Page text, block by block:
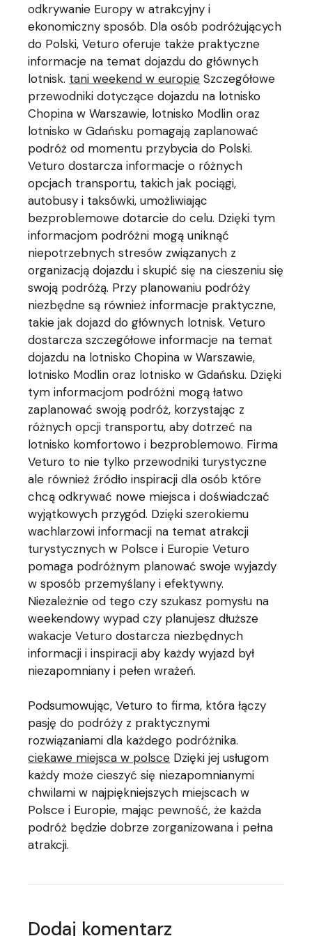
odkrywanie Europy w atrakcyjny i
ekonomiczny sposób. Dla osób podróżujących
do Polski, Veturo oferuje także praktyczne
informacje na temat dojazdu do głównych
lotnisk. tani weekend w europie Szczegółowe
przewodniki dotyczące dojazdu na lotnisko
Chopina w Warszawie, lotnisko Modlin oraz
lotnisko w Gdańsku pomagają zaplanować
podróż od momentu przybycia do Polski.
Veturo dostarcza informacje o różnych
opcjach transportu, takich jak pociągi,
autobusy i taksówki, umożliwiając
bezproblemowe dotarcie do celu. Dzięki tym
informacjom podróżni mogą uniknąć
niepotrzebnych stresów związanych z
organizacją dojazdu i skupić się na cieszeniu się
swoją podróżą. Przy planowaniu podróży
niezbędne są również informacje praktyczne,
takie jak dojazd do głównych lotnisk. Veturo
dostarcza szczegółowe informacje na temat
dojazdu na lotnisko Chopina w Warszawie,
lotnisko Modlin oraz lotnisko w Gdańsku. Dzięki
tym informacjom podróżni mogą łatwo
zaplanować swoją podróż, korzystając z
różnych opcji transportu, aby dotrzeć na
lotnisko komfortowo i bezproblemowo. Firma
Veturo to nie tylko przewodniki turystyczne
ale również źródło inspiracji dla osób które
chcą odkrywać nowe miejsca i doświadczać
wyjątkowych przygód. Dzięki szerokiemu
wachlarzowi informacji na temat atrakcji
turystycznych w Polsce i Europie Veturo
pomaga podróżnym planować swoje wyjazdy
w sposób przemyślany i efektywny.
Niezależnie od tego czy szukasz pomysłu na
weekendowy wypad czy planujesz dłuższe
wakacje Veturo dostarcza niezbędnych
informacji i inspiracji aby każdy wyjazd był
niezapomniany i pełen wrażeń.
Podsumowując, Veturo to firma, która łączy
pasję do podróży z praktycznymi
rozwiązaniami dla każdego podróżnika.
ciekawe miejsca w polsce Dzięki jej usługom
każdy może cieszyć się niezapomnianymi
chwilami w najpiękniejszych miejscach w
Polsce i Europie, mając pewność, że każda
podróż będzie dobrze zorganizowana i pełna
atrakcji.
Dodaj komentarz